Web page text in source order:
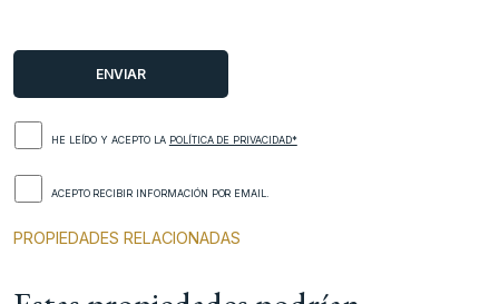
HE LEÍDO Y ACEPTO LA POLÍTICA DE PRIVACIDAD*
ACEPTO RECIBIR INFORMACIÓN POR EMAIL.
PROPIEDADES RELACIONADAS